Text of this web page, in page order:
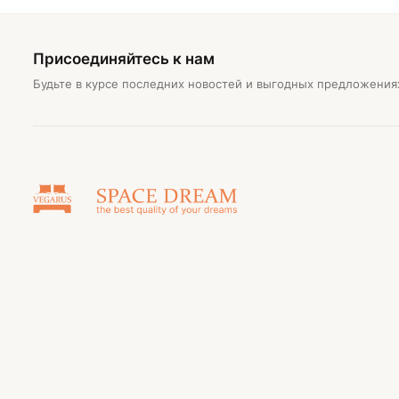
Присоединяйтесь к нам
Будьте в курсе последних новостей и выгодных